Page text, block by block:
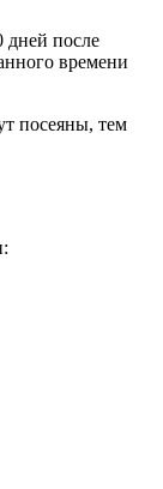
дней после
времени
посеяны, тем